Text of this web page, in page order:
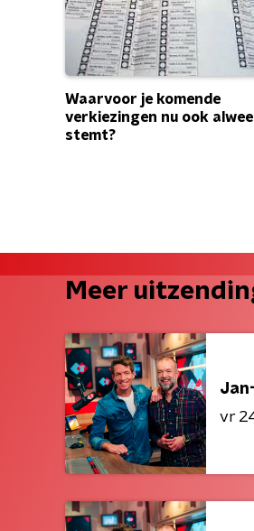
Waarvoor je komende
verkiezingen nu ook
stemt?
Meer
vr